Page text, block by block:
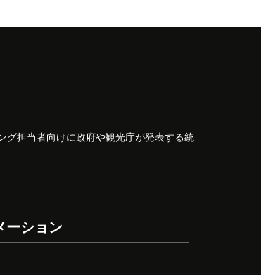
グ担当者向けに政府や観光庁が発表する統
ーション